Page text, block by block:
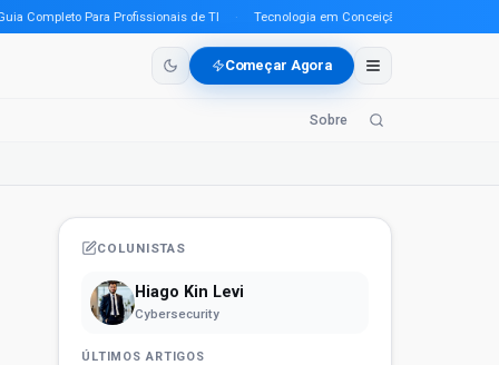
Para Profissionais de TI · Tecnologia em Conceição do Araguaia (PA)
Começar Agora
Sobre
COLUNISTAS
Hiago Kin Levi
Cybersecurity
ÚLTIMOS ARTIGOS